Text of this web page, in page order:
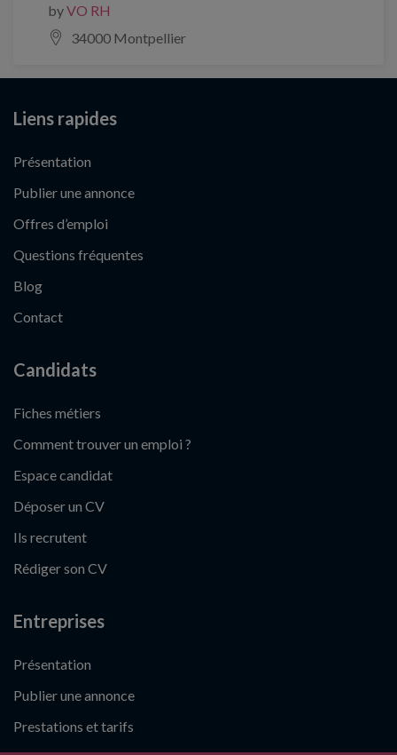
byVO RH
34000 Montpellier
Liens rapides
Présentation
Publier une annonce
Offres d’emploi
Questions fréquentes
Blog
Contact
Candidats
Fiches métiers
Comment trouver un emploi ?
Espace candidat
Déposer un CV
Ils recrutent
Rédiger son CV
Entreprises
Présentation
Publier une annonce
Prestations et tarifs